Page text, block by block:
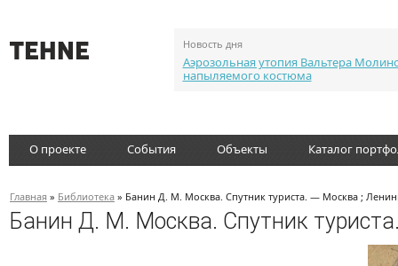
Новость дня
Аэрозольная утопия Вальтера
напыляемого костюма
О проекте События Объекты Каталог
Главная » Библиотека » Банин Д. М. Москва. Спутник туриста. — Москва ;
Банин Д. М. Москва. Спутник